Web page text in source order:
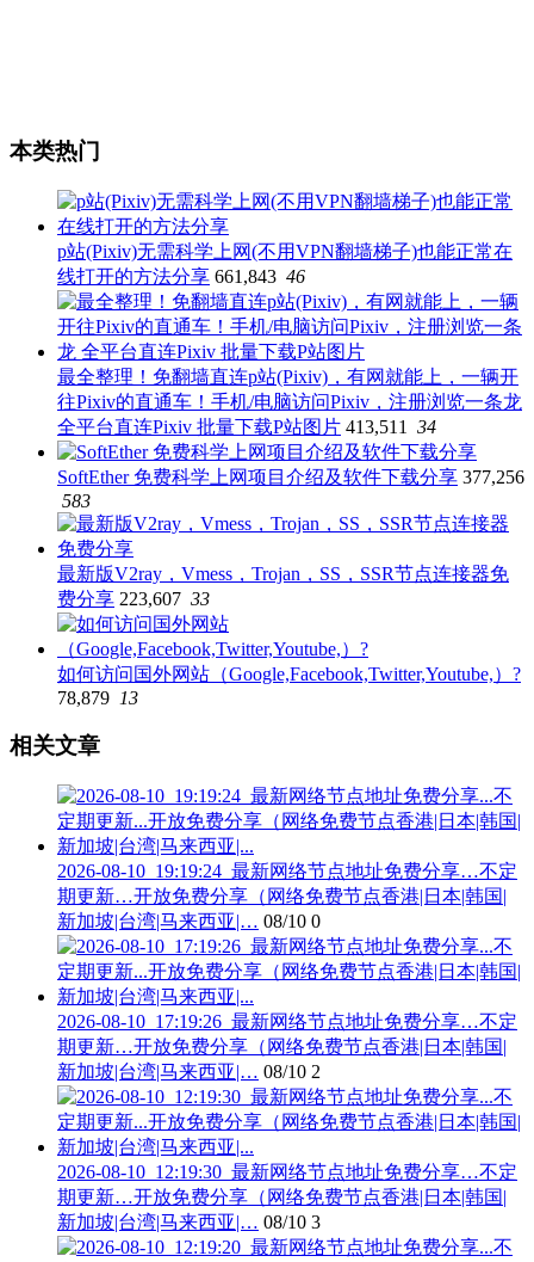
本类热门
p站(Pixiv)无需科学上网(不用VPN翻墙梯子)也能正常在
线打开的方法分享 661,843 46
最全整理！免翻墙直连p站(Pixiv)，有网就能上，一辆开
往Pixiv的直通车！手机/电脑访问Pixiv，注册浏览一条龙
全平台直连Pixiv 批量下载P站图片 413,511 34
SoftEther 免费科学上网项目介绍及软件下载分享 377,256
583
最新版V2ray，Vmess，Trojan，SS，SSR节点连接器免
费分享 223,607 33
如何访问国外网站（Google,Facebook,Twitter,Youtube,）?
78,879 13
相关文章
2026-08-10_19:19:24_最新网络节点地址免费分享…不定
期更新…开放免费分享（网络免费节点香港|日本|韩国|
新加坡|台湾|马来西亚|… 08/10 0
2026-08-10_17:19:26_最新网络节点地址免费分享…不定
期更新…开放免费分享（网络免费节点香港|日本|韩国|
新加坡|台湾|马来西亚|… 08/10 2
2026-08-10_12:19:30_最新网络节点地址免费分享…不定
期更新…开放免费分享（网络免费节点香港|日本|韩国|
新加坡|台湾|马来西亚|… 08/10 3